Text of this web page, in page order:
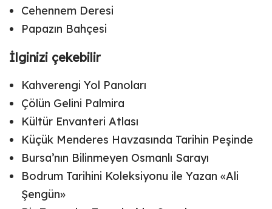
Cehennem Deresi
Papazın Bahçesi
İlginizi çekebilir
Kahverengi Yol Panoları
Çölün Gelini Palmira
Kültür Envanteri Atlası
Küçük Menderes Havzasında Tarihin Peşinde
Bursa’nın Bilinmeyen Osmanlı Sarayı
Bodrum Tarihini Koleksiyonu ile Yazan «Ali
Şengün»